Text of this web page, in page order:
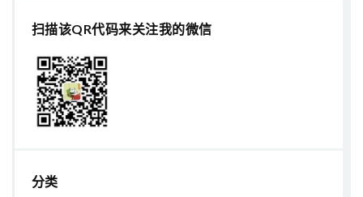
扫描该QR代码来关注我的微信
分类